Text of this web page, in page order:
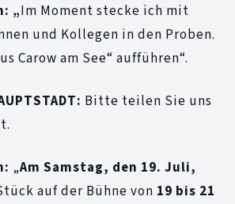
„Im Moment stecke ich mit
und Kollegen in den Proben.
Carow am See“ aufführen“.
Bitte teilen Sie uns
„Am Samstag, den 19. Juli,
auf der Bühne von 19 bis 21